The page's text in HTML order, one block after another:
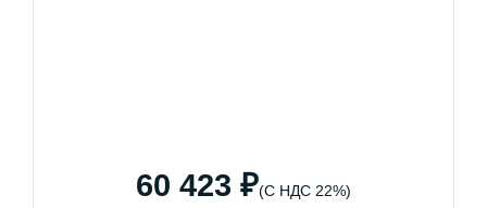
60 423 ₽(С НДС 22%)